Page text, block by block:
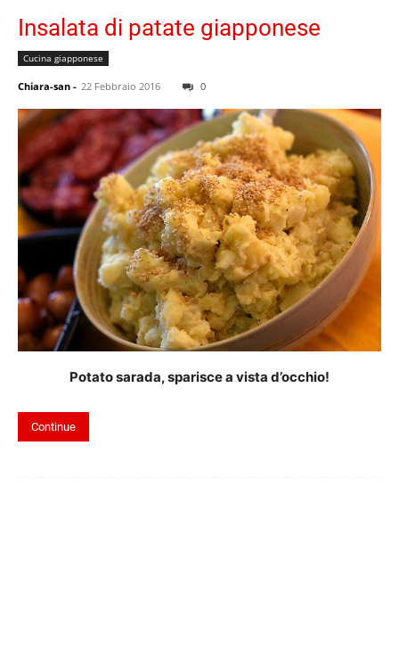
Insalata di patate giapponese
Cucina giapponese
Chiara-san - 22 Febbraio 2016 0
Potato sarada, sparisce a vista d’occhio!
Continue